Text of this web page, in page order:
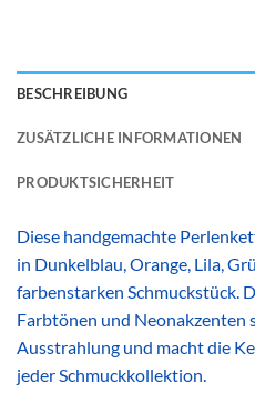
BESCHREIBUNG
ZUSÄTZLICHE INFORMATIONEN
PRODUKTSICHERHEIT
Diese handgemachte
in Dunkelblau, Orange, Lila,
farbenstarken Schmuckstück.
Farbtönen und Neonakzenten
Ausstrahlung und macht die
jeder Schmuckkollektion.